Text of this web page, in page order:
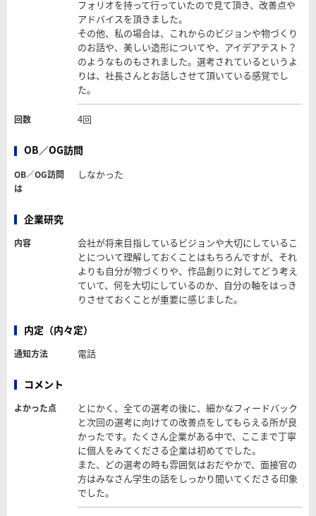
フォリオを持って行っていたので見て頂き、改善点や
アドバイスを頂きました。
その他、私の場合は、これからのビジョンや物づくり
のお話や、美しい造形についてや、アイデアテスト？
のようなものもされました。選考されているというよ
りは、社長さんとお話しさせて頂いている感覚でし
た。
回数 4回
OB／OG訪問
OB／OG訪問
は
しなかった
企業研究
内容
会社が将来目指しているビジョンや大切にしているこ
とについて理解しておくことはもちろんですが、それ
よりも自分が物づくりや、作品創りに対してどう考え
ていて、何を大切にしているのか、自分の軸をはっき
りさせておくことが重要に感じました。
内定（内々定）
通知方法 電話
コメント
よかった点
とにかく、全ての選考の後に、細かなフィードバック
と次回の選考に向けての改善点をしてもらえる所が良
かったです。たくさん企業がある中で、ここまで丁寧
に個人をみてくださる企業は初めてでした。
また、どの選考の時も雰囲気はおだやかで、面接官の
方はみなさん学生の話をしっかり聞いてくださる印象
でした。